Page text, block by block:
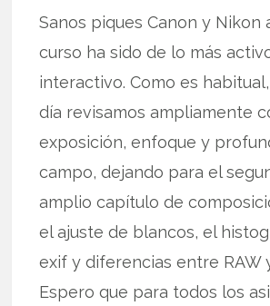
Sanos piques Canon y Nikon
curso ha sido de lo más
interactivo. Como es
día revisamos ampliamente
exposición, enfoque y
campo, dejando para el
amplio capítulo de
el ajuste de blancos, el
exif y diferencias entre RAW
Espero que para todos los